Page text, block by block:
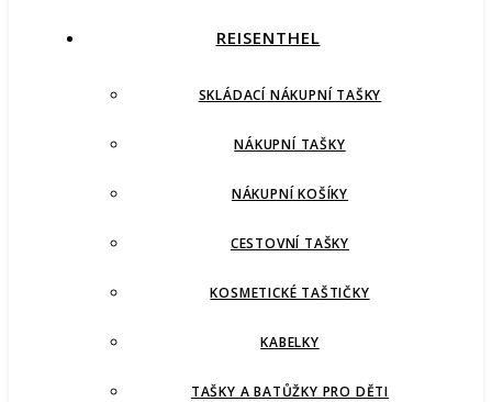
REISENTHEL
SKLÁDACÍ NÁKUPNÍ TAŠKY
NÁKUPNÍ TAŠKY
NÁKUPNÍ KOŠÍKY
CESTOVNÍ TAŠKY
KOSMETICKÉ TAŠTIČKY
KABELKY
TAŠKY A BATŮŽKY PRO DĚTI